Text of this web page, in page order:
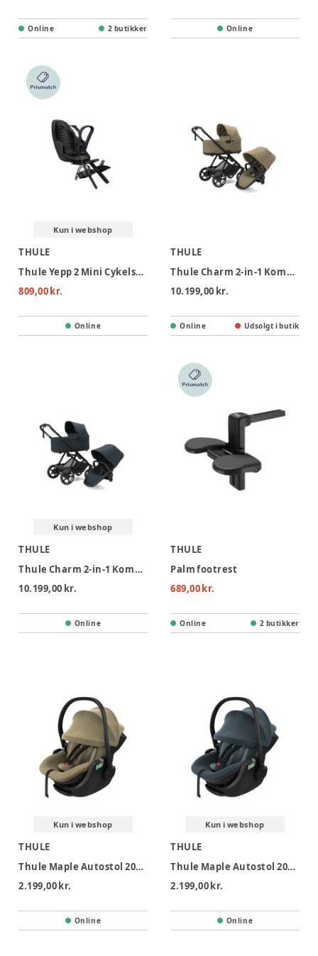
Online 2 butikker Online
Kun i webshop
THULE
Thule Yepp 2 Mini Cykelstol - Frontmonteret - Black
809,00 kr.
Online
THULE
Thule Charm 2-in-1 Kombivogn - Faded Khaki
10.199,00 kr.
Online Udsolgt i butik
Kun i webshop
THULE
Thule Charm 2-in-1 Kombivogn - Darkest Blue
10.199,00 kr.
Online
THULE
Palm footrest
689,00 kr.
Online 2 butikker
Kun i webshop
THULE
Thule Maple Autostol 2026 - Faded Khaki
2.199,00 kr.
Online
Kun i webshop
THULE
Thule Maple Autostol 2026 - Darkest Blue
2.199,00 kr.
Online